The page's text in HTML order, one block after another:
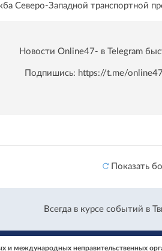
Северо-Западной транспортной
Новости Online47- в Telegram
Подпишись: https://t.me/
Показать
Всегда в курсе событий в
и международных неправительственных